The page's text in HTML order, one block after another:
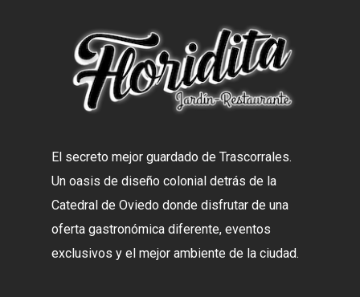
El secreto mejor guardado de Trascorrales.
Un oasis de diseño colonial detrás de la
Catedral de Oviedo donde disfrutar de una
oferta gastronómica diferente, eventos
exclusivos y el mejor ambiente de la ciudad.